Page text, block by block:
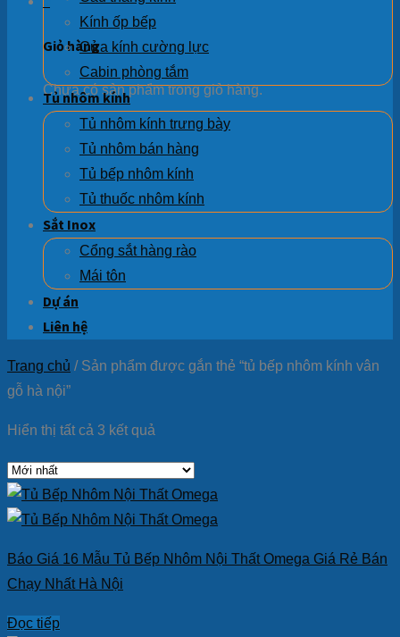
Giỏ hàng
Chưa có sản phẩm trong giỏ hàng.
Kính ốp bếp
Cửa kính cường lực
Cabin phòng tắm
Tủ nhôm kính
Tủ nhôm kính trưng bày
Tủ nhôm bán hàng
Tủ bếp nhôm kính
Tủ thuốc nhôm kính
Sắt Inox
Cổng sắt hàng rào
Mái tôn
Dự án
Liên hệ
Trang chủ /Sản phẩm được gắn thẻ “tủ bếp nhôm kính vân
gỗ hà nội”
Hiển thị tất cả 3 kết quả
Báo Giá 16 Mẫu Tủ Bếp Nhôm Nội Thất Omega Giá Rẻ Bán
Chạy Nhất Hà Nội
Đọc tiếp